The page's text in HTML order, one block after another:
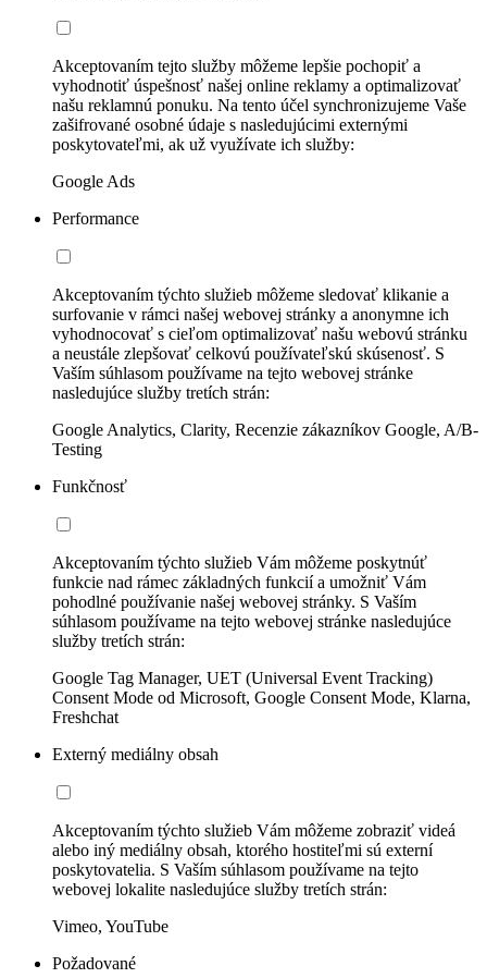
Akceptovaním tejto služby môžeme lepšie pochopiť a
vyhodnotiť úspešnosť našej online reklamy a optimalizovať
našu reklamnú ponuku. Na tento účel synchronizujeme Vaše
zašifrované osobné údaje s nasledujúcimi externými
poskytovateľmi, ak už využívate ich služby:
Google Ads
Performance
Akceptovaním týchto služieb môžeme sledovať klikanie a
surfovanie v rámci našej webovej stránky a anonymne ich
vyhodnocovať s cieľom optimalizovať našu webovú stránku
a neustále zlepšovať celkovú používateľskú skúsenosť. S
Vaším súhlasom používame na tejto webovej stránke
nasledujúce služby tretích strán:
Google Analytics, Clarity, Recenzie zákazníkov Google, A/B-
Testing
Funkčnosť
Akceptovaním týchto služieb Vám môžeme poskytnúť
funkcie nad rámec základných funkcií a umožniť Vám
pohodlné používanie našej webovej stránky. S Vaším
súhlasom používame na tejto webovej stránke nasledujúce
služby tretích strán:
Google Tag Manager, UET (Universal Event Tracking)
Consent Mode od Microsoft, Google Consent Mode, Klarna,
Freshchat
Externý mediálny obsah
Akceptovaním týchto služieb Vám môžeme zobraziť videá
alebo iný mediálny obsah, ktorého hostiteľmi sú externí
poskytovatelia. S Vaším súhlasom používame na tejto
webovej lokalite nasledujúce služby tretích strán:
Vimeo, YouTube
Požadované